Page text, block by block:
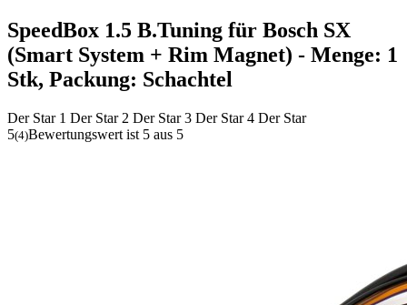
SpeedBox 1.5 B.Tuning für Bosch SX
(Smart System + Rim Magnet) - Menge: 1
Stk, Packung: Schachtel
Der Star 1 Der Star 2 Der Star 3 Der Star 4 Der Star
5(4)Bewertungswert ist 5 aus 5